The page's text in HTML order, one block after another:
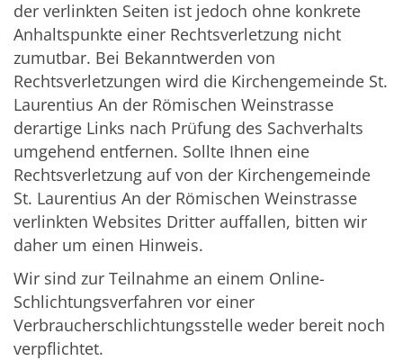
der verlinkten Seiten ist jedoch ohne konkrete
Anhaltspunkte einer Rechtsverletzung nicht
zumutbar. Bei Bekanntwerden von
Rechtsverletzungen wird die Kirchengemeinde St.
Laurentius An der Römischen Weinstrasse
derartige Links nach Prüfung des Sachverhalts
umgehend entfernen. Sollte Ihnen eine
Rechtsverletzung auf von der Kirchengemeinde
St. Laurentius An der Römischen Weinstrasse
verlinkten Websites Dritter auffallen, bitten wir
daher um einen Hinweis.
Wir sind zur Teilnahme an einem Online-
Schlichtungsverfahren vor einer
Verbraucherschlichtungsstelle weder bereit noch
verpflichtet.